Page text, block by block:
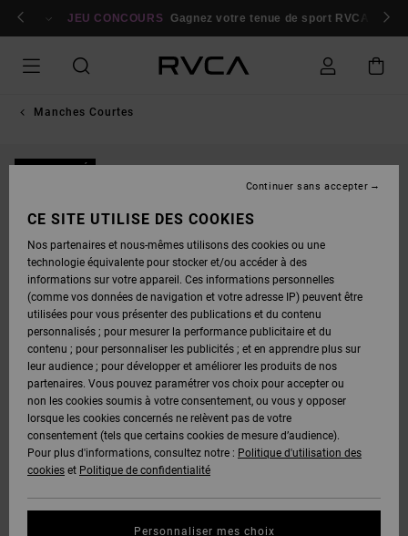
Se connecter / s'inscrire
JEU CONCOURS Gagnez votre tenue de sport RVCA
Manches Courtes
CE SITE UTILISE DES COOKIES
Nos partenaires et nous-mêmes utilisons des cookies ou une
technologie équivalente pour stocker et/ou accéder à des
informations sur votre appareil. Ces informations personnelles
(comme vos données de navigation et votre adresse IP) peuvent être
utilisées pour vous présenter des publications et du contenu
personnalisés ; pour mesurer la performance publicitaire et du
contenu ; pour personnaliser les publicités ; et en apprendre plus sur
leur audience ; pour développer et améliorer les produits de nos
partenaires. Vous pouvez paramétrer vos choix pour accepter ou
non les cookies soumis à votre consentement, ou vous y opposer
lorsque les cookies concernés ne relèvent pas de votre
consentement (tels que certains cookies de mesure d’audience).
Pour plus d'informations, consultez notre : Politique d'utilisation des
cookies et Politique de confidentialité
Personnaliser mes choix
Continuer sans accepter